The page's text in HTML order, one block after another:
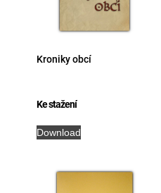
Kroniky obcí
Ke stažení
Download